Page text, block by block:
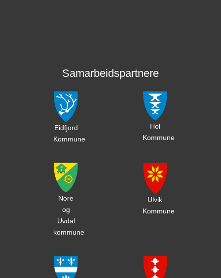
Samarbeidspartnere
Eidfjord
Kommune
Hol
Kommune
Nore
og
Uvdal
kommune
Ulvik
Kommune